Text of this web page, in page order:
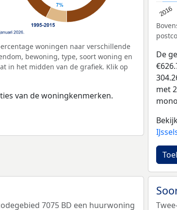
woningen naar verschillende
bewoning, type, soort woning en
in het midden van de grafiek. Klik op
van de woningkenmerken.
2016
De
met
7075 BD een huurwoning